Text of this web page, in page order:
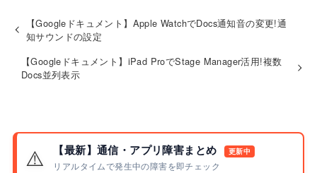
【Googleドキュメント】Apple WatchでDocs通知音の変更!通
知サウンドの設定
【Googleドキュメント】iPad ProでStage Manager活用!複数
Docs並列表示
⚠️ 【最新】通信・アプリ障害まとめ 更新中
リアルタイムで発生中の障害を即チェック